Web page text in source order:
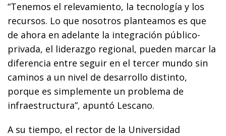
“Tenemos el relevamiento, la tecnología y los
recursos. Lo que nosotros planteamos es que
de ahora en adelante la integración público-
privada, el liderazgo regional, pueden marcar la
diferencia entre seguir en el tercer mundo sin
caminos a un nivel de desarrollo distinto,
porque es simplemente un problema de
infraestructura”, apuntó Lescano.
A su tiempo, el rector de la Universidad